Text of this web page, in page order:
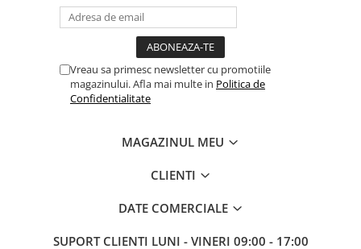
Vreau sa primesc newsletter cu promotiile
magazinului. Afla mai multe in Politica de
Confidentialitate
MAGAZINUL MEU
CLIENTI
DATE COMERCIALE
SUPORT CLIENTI LUNI - VINERI 09:00 - 17:00